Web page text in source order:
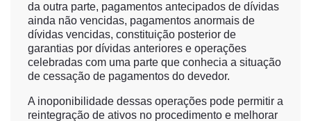
da outra parte, pagamentos antecipados de dívidas
ainda não vencidas, pagamentos anormais de
dívidas vencidas, constituição posterior de
garantias por dívidas anteriores e operações
celebradas com uma parte que conhecia a situação
de cessação de pagamentos do devedor.
A inoponibilidade dessas operações pode permitir a
reintegração de ativos no procedimento e melhorar